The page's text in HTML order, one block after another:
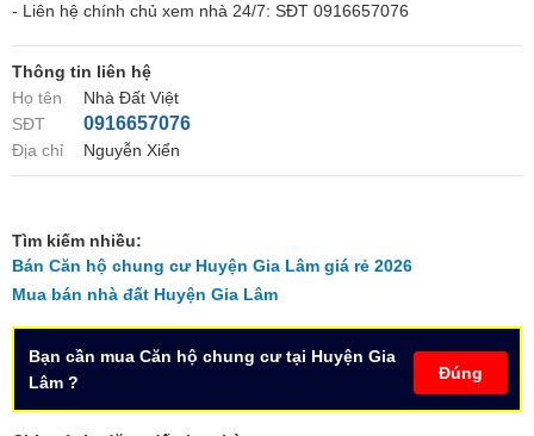
- Liên hệ chính chủ xem nhà 24/7: SĐT 0916657076
Thông tin liên hệ
Họ tên
Nhà Đất Việt
SĐT
0916657076
Địa chỉ Nguyễn Xiển
Tìm kiếm nhiều:
Bán Căn hộ chung cư Huyện Gia Lâm giá rẻ 2026
Mua bán nhà đất Huyện Gia Lâm
Đúng
Bạn cần mua Căn hộ chung cư tại Huyện Gia
Lâm ?